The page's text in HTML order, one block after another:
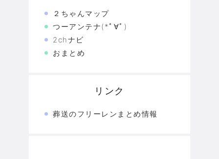
２ちゃんマップ
つーアンテナ(*ﾟ∀ﾟ)
2chナビ
おまとめ
リンク
葬送のフリーレンまとめ情報